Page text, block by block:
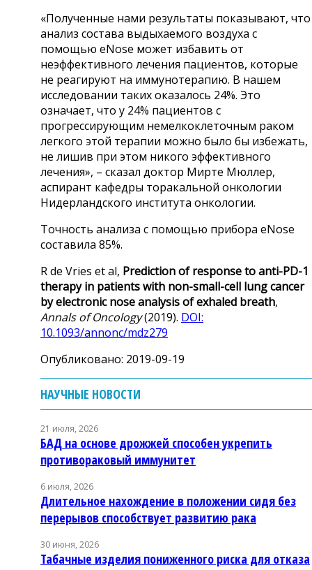
«Полученные нами результаты показывают, что
анализ состава выдыхаемого воздуха с
помощью eNose может избавить от
неэффективного лечения пациентов, которые
не реагируют на иммунотерапию. В нашем
исследовании таких оказалось 24%. Это
означает, что у 24% пациентов с
прогрессирующим немелкоклеточным раком
легкого этой терапии можно было бы избежать,
не лишив при этом никого эффективного
лечения», – сказал доктор Мирте Мюллер,
аспирант кафедры торакальной онкологии
Нидерландского института онкологии.
Точность анализа с помощью прибора eNose
составила 85%.
R de Vries et al, Prediction of response to anti-PD-1
therapy in patients with non-small-cell lung cancer
by electronic nose analysis of exhaled breath,
Annals of Oncology(2019). DOI:
10.1093/annonc/mdz279
Опубликовано: 2019-09-19
НАУЧНЫЕ НОВОСТИ
21 июля, 2026
БАД на основе дрожжей способен укрепить
противораковый иммунитет
6 июля, 2026
Длительное нахождение в положении сидя без
перерывов способствует развитию рака
30 июня, 2026
Табачные изделия пониженного риска для отказа